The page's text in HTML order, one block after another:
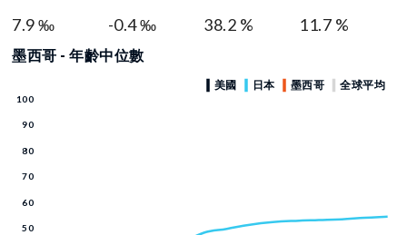
7.9 ‰ -0.4 ‰ 38.2 % 11.7 %
墨西哥 - 年齡中位數